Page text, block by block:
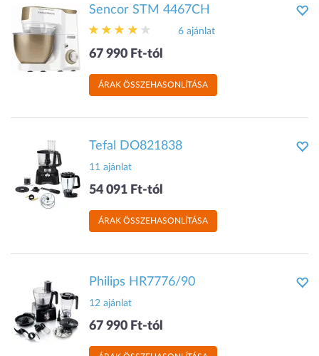
Sencor STM 4467CH
6 ajánlat
67 990 Ft-tól
ÁRAK ÖSSZEHASONLÍTÁSA
Tefal DO821838
11 ajánlat
54 091 Ft-tól
ÁRAK ÖSSZEHASONLÍTÁSA
Philips HR7776/90
12 ajánlat
67 990 Ft-tól